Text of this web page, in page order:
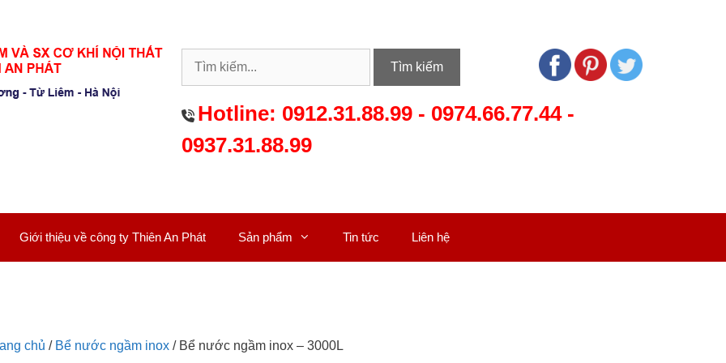
Tìm kiếm
Hotline: 0912.31.88.99 - 0974.66.77.44-
0937.31.88.99
Giới thiệu về công ty Thiên An Phát Sản phẩm Tin tức Liên hệ
chủ / Bể nước ngầm inox / Bể nước ngầm inox – 3000L